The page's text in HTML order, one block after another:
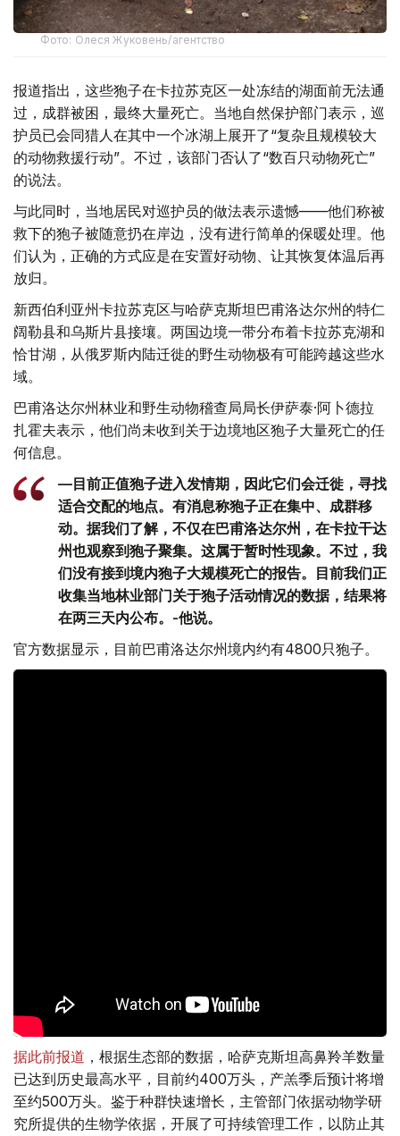
Фото: Олеся Жуковень/агентство
报道指出，这些狍子在卡拉苏克区一处冻结的湖面前无法通
过，成群被困，最终大量死亡。当地自然保护部门表示，巡
护员已会同猎人在其中一个冰湖上展开了“复杂且规模较大
的动物救援行动”。不过，该部门否认了“数百只动物死亡”
的说法。
与此同时，当地居民对巡护员的做法表示遗憾——他们称被
救下的狍子被随意扔在岸边，没有进行简单的保暖处理。他
们认为，正确的方式应是在安置好动物、让其恢复体温后再
放归。
新西伯利亚州卡拉苏克区与哈萨克斯坦巴甫洛达尔州的特仁
阔勒县和乌斯片县接壤。两国边境一带分布着卡拉苏克湖和
恰甘湖，从俄罗斯内陆迁徙的野生动物极有可能跨越这些水
域。
巴甫洛达尔州林业和野生动物稽查局局长伊萨泰·阿卜德拉
扎霍夫表示，他们尚未收到关于边境地区狍子大量死亡的任
何信息。
—目前正值狍子进入发情期，因此它们会迁徙，寻找
适合交配的地点。有消息称狍子正在集中、成群移
动。据我们了解，不仅在巴甫洛达尔州，在卡拉干达
州也观察到狍子聚集。这属于暂时性现象。不过，我
们没有接到境内狍子大规模死亡的报告。目前我们正
收集当地林业部门关于狍子活动情况的数据，结果将
在两三天内公布。-他说。
官方数据显示，目前巴甫洛达尔州境内约有4800只狍子。
据此前报道 ，根据生态部的数据，哈萨克斯坦高鼻羚羊数量
已达到历史最高水平，目前约400万头，产羔季后预计将增
至约500万头。鉴于种群快速增长，主管部门依据动物学研
究所提供的生物学依据，开展了可持续管理工作，以防止其